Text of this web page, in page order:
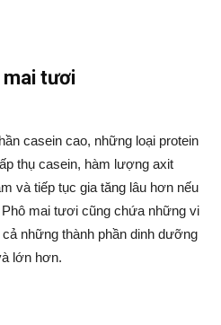
mai tươi
casein cao, những loại protein
thụ casein, hàm lượng axit
và tiếp tục gia tăng lâu hơn nếu
mai tươi cũng chứa những vi
những thành phần dinh dưỡng
lớn hơn.